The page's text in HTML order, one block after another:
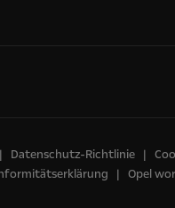
Datenschutz-Richtlinie
Opel